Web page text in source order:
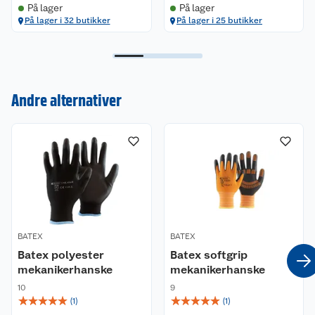
På lager
På lager i 32 butikker
På lager
På lager i 25 butikker
Andre alternativer
BATEX
Batex polyester
mekanikerhanske
10
☆☆☆☆☆ (1)
BATEX
Batex softgrip
mekanikerhanske
9
☆☆☆☆☆ (1)
Om oss
Nyheter
Våre butikker
Våre merkevarer
Coop kjeder
Ledige stillinger
Kontakt oss
Angre- og returrett
Reklamasjon og garanti
Ofte stilte spørsmål
Betalingsalternativer
Leveringsalternativer
Åpent kjøp